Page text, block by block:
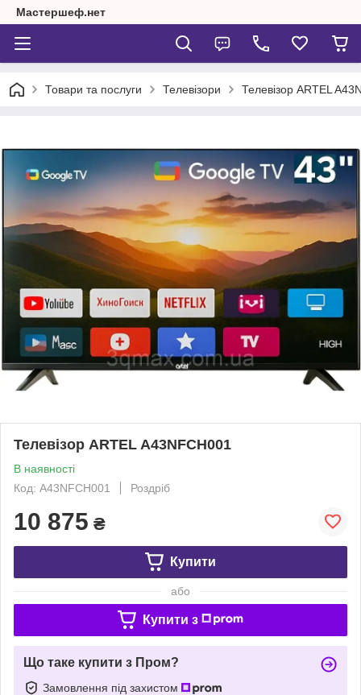
Мастершеф.нет
Товари та послуги Телевізори Телевізор ARTEL
Телевізор ARTEL A43NFCH001
В наявності
Код: A43NFCH001
Роздріб
10 875 ₴
Купити
або
Купити з
Що таке купити з Пром?
Замовлення під захистом